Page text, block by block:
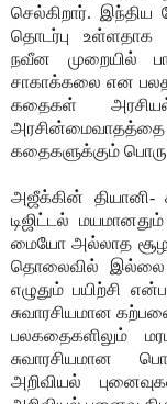
செல்கிறார். இந்திய
தொடர்பு உள்ளதாக
நவீன முறையில்
சாகாக்கலை என
கதைகள்
அரசின்மைவாதத்தை
கதைகளுக்கும்
அஜீக்கின் தியானி-
டிஜிட்டல்
மையோ அல்லாத
தொலைவில் இல்லை
எழுதும் பயிற்சி
சுவாரசியமான
பலகதைகளிலும்
சுவாரசியமான
அறிவியல்